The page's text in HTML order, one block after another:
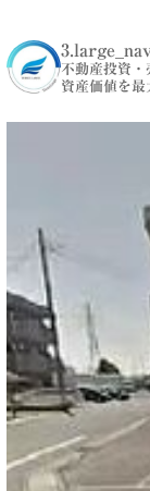
不動産投資・
資産価値を最